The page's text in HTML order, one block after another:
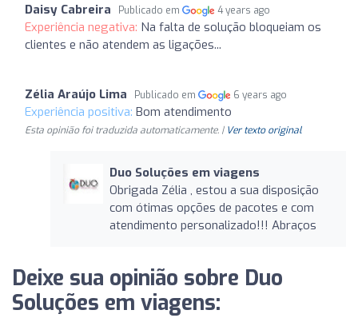
Daisy Cabreira Publicado em 4 years ago
Experiência negativa: Na falta de solução bloqueiam os
clientes e não atendem as ligações...
Zélia Araújo Lima Publicado em 6 years ago
Experiência positiva: Bom atendimento
Esta opinião foi traduzida automaticamente. | Ver texto original
Duo Soluções em viagens
Obrigada Zélia , estou a sua disposição
com ótimas opções de pacotes e com
atendimento personalizado!!! Abraços
Deixe sua opinião sobre Duo
Soluções em viagens: